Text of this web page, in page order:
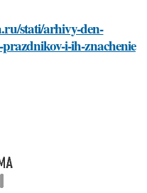
stati/arhivy-den-
i-ih-znachenie